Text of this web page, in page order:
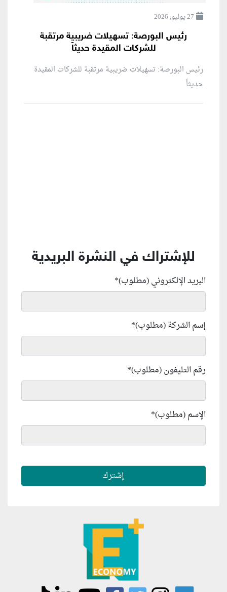
27 يوليو, 2026
رئيس البورصة: تسهيلات ضريبية مرتقبة
للشركات المقيدة حديثاً
رئيس البورصة: تسهيلات ضريبية مرتقبة للشركات المقيدة
حديثاً
للإشتراك في النشرة البريدية
البريد الإلكتروني (مطلوب)*
إسم الشركة (مطلوب)*
رقم التليفون (مطلوب)*
الإسم (مطلوب)*